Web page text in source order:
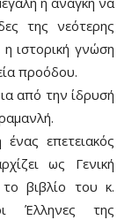
της νεότερης
ιστορική γνώση
προόδου.
από την ίδρυσή
επετειακός
ως Γενική
βιβλίο του κ.
Έλληνες της